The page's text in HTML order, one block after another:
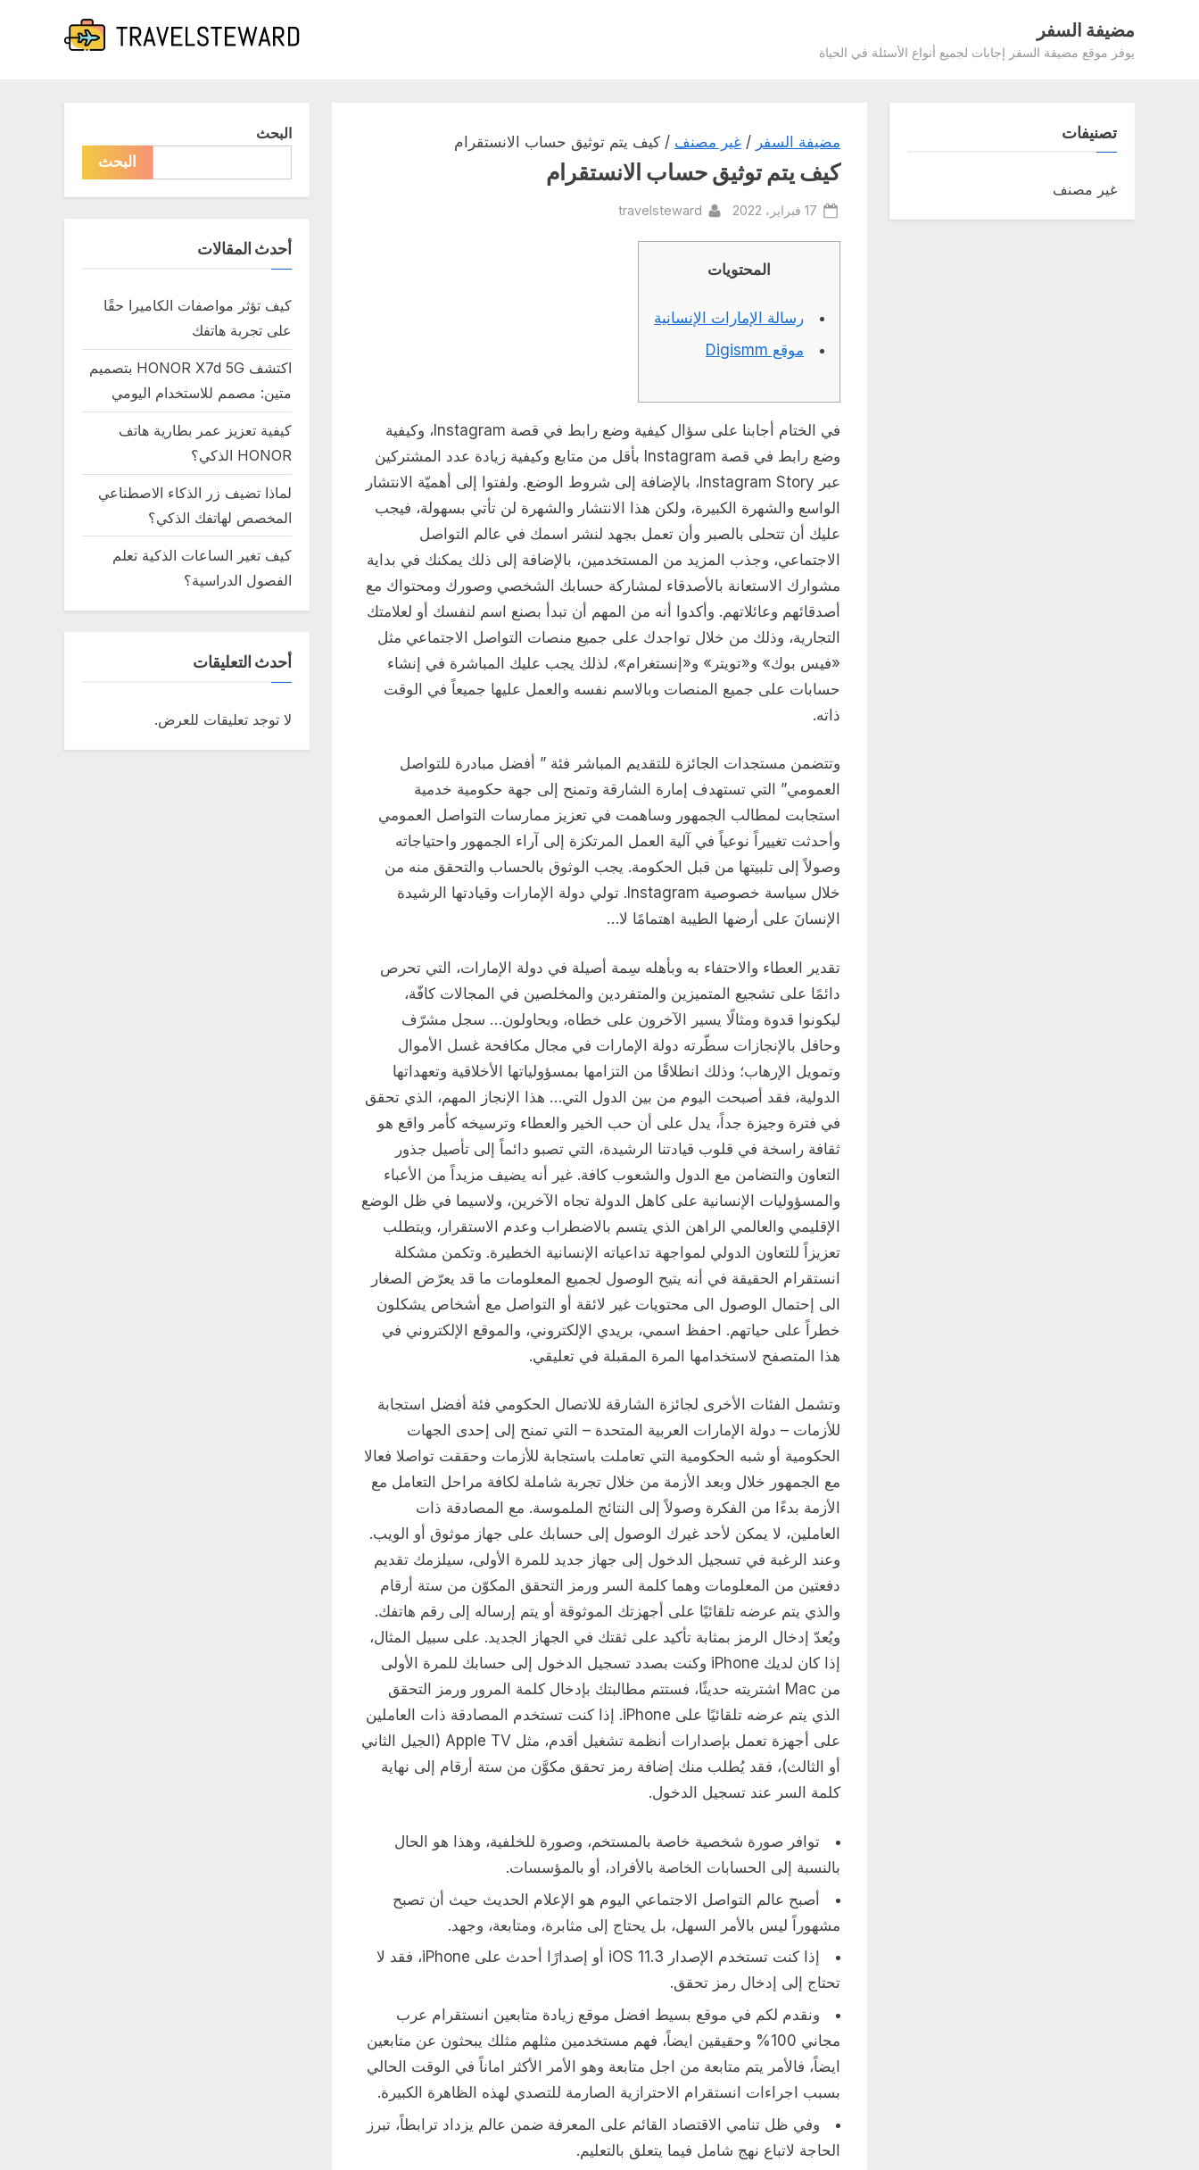
مضيفة السفر
يوفر موقع مضيفة السفر إجابات لجميع أنواع الأسئلة في الحياة
مضيفة السفر / غير مصنف / كيف يتم توثيق حساب الانستقرام
كيف يتم توثيق حساب الانستقرام
Posted
17 فبراير، 2022 By
travelsteward
المحتويات
رسالة الإمارات الإنسانية
موقع Digismm
في الختام أجابنا على سؤال كيفية وضع رابط في قصة Instagram، وكيفية
وضع رابط في قصة Instagram بأقل من متابع وكيفية زيادة عدد المشتركين
عبر Instagram Story، بالإضافة إلى شروط الوضع. ولفتوا إلى أهميّة الانتشار
الواسع والشهرة الكبيرة، ولكن هذا الانتشار والشهرة لن تأتي بسهولة، فيجب
عليك أن تتحلى بالصبر وأن تعمل بجهد لنشر اسمك في عالم التواصل
الاجتماعي، وجذب المزيد من المستخدمين، بالإضافة إلى ذلك يمكنك في بداية
مشوارك الاستعانة بالأصدقاء لمشاركة حسابك الشخصي وصورك ومحتواك مع
أصدقائهم وعائلاتهم. وأكدوا أنه من المهم أن تبدأ بصنع اسم لنفسك أو لعلامتك
التجارية، وذلك من خلال تواجدك على جميع منصات التواصل الاجتماعي مثل
«فيس بوك» و«تويتر» و«إنستغرام»، لذلك يجب عليك المباشرة في إنشاء
حسابات على جميع المنصات وبالاسم نفسه والعمل عليها جميعاً في الوقت
ذاته.
وتتضمن مستجدات الجائزة للتقديم المباشر فئة ” أفضل مبادرة للتواصل
العمومي” التي تستهدف إمارة الشارقة وتمنح إلى جهة حكومية خدمية
استجابت لمطالب الجمهور وساهمت في تعزيز ممارسات التواصل العمومي
وأحدثت تغييراً نوعياً في آلية العمل المرتكزة إلى آراء الجمهور واحتياجاته
وصولاً إلى تلبيتها من قبل الحكومة. يجب الوثوق بالحساب والتحقق منه من
خلال سياسة خصوصية Instagram. تولي دولة الإمارات وقيادتها الرشيدة
الإنسانَ على أرضها الطيبة اهتمامًا لا…
تقدير العطاء والاحتفاء به وبأهله سِمة أصيلة في دولة الإمارات، التي تحرص
دائمًا على تشجيع المتميزين والمتفردين والمخلصين في المجالات كافّة،
ليكونوا قدوة ومثالًا يسير الآخرون على خطاه، ويحاولون… سجل مشرّف
وحافل بالإنجازات سطّرته دولة الإمارات في مجال مكافحة غسل الأموال
وتمويل الإرهاب؛ وذلك انطلاقًا من التزامها بمسؤولياتها الأخلاقية وتعهداتها
الدولية، فقد أصبحت اليوم من بين الدول التي… هذا الإنجاز المهم، الذي تحقق
في فترة وجيزة جداً، يدل على أن حب الخير والعطاء وترسيخه كأمر واقع هو
ثقافة راسخة في قلوب قيادتنا الرشيدة، التي تصبو دائماً إلى تأصيل جذور
التعاون والتضامن مع الدول والشعوب كافة. غير أنه يضيف مزيداً من الأعباء
والمسؤوليات الإنسانية على كاهل الدولة تجاه الآخرين، ولاسيما في ظل الوضع
الإقليمي والعالمي الراهن الذي يتسم بالاضطراب وعدم الاستقرار، ويتطلب
تعزيزاً للتعاون الدولي لمواجهة تداعياته الإنسانية الخطيرة. وتكمن مشكلة
انستقرام الحقيقة في أنه يتيح الوصول لجميع المعلومات ما قد يعرّض الصغار
الى إحتمال الوصول الى محتويات غير لائقة أو التواصل مع أشخاص يشكلون
خطراً على حياتهم. احفظ اسمي، بريدي الإلكتروني، والموقع الإلكتروني في
هذا المتصفح لاستخدامها المرة المقبلة في تعليقي.
وتشمل الفئات الأخرى لجائزة الشارقة للاتصال الحكومي فئة أفضل استجابة
للأزمات – دولة الإمارات العربية المتحدة – التي تمنح إلى إحدى الجهات
الحكومية أو شبه الحكومية التي تعاملت باستجابة للأزمات وحققت تواصلا فعالا
مع الجمهور خلال وبعد الأزمة من خلال تجربة شاملة لكافة مراحل التعامل مع
الأزمة بدءًا من الفكرة وصولاً إلى النتائج الملموسة. مع المصادقة ذات
العاملين، لا يمكن لأحد غيرك الوصول إلى حسابك على جهاز موثوق أو الويب.
وعند الرغبة في تسجيل الدخول إلى جهاز جديد للمرة الأولى، سيلزمك تقديم
دفعتين من المعلومات وهما كلمة السر ورمز التحقق المكوّن من ستة أرقام
والذي يتم عرضه تلقائيًا على أجهزتك الموثوقة أو يتم إرساله إلى رقم هاتفك.
ويُعدّ إدخال الرمز بمثابة تأكيد على ثقتك في الجهاز الجديد. على سبيل المثال،
إذا كان لديك iPhone وكنت بصدد تسجيل الدخول إلى حسابك للمرة الأولى
من Mac اشتريته حديثًا، فستتم مطالبتك بإدخال كلمة المرور ورمز التحقق
الذي يتم عرضه تلقائيًا على iPhone. إذا كنت تستخدم المصادقة ذات العاملين
على أجهزة تعمل بإصدارات أنظمة تشغيل أقدم، مثل Apple TV (الجيل الثاني
أو الثالث)، فقد يُطلب منك إضافة رمز تحقق مكوَّن من ستة أرقام إلى نهاية
كلمة السر عند تسجيل الدخول.
توافر صورة شخصية خاصة بالمستخم، وصورة للخلفية، وهذا هو الحال
بالنسبة إلى الحسابات الخاصة بالأفراد، أو بالمؤسسات.
أصبح عالم التواصل الاجتماعي اليوم هو الإعلام الحديث حيث أن تصبح
مشهوراً ليس بالأمر السهل، بل يحتاج إلى مثابرة، ومتابعة، وجهد.
إذا كنت تستخدم الإصدار iOS 11.3 أو إصدارًا أحدث على iPhone، فقد لا
تحتاج إلى إدخال رمز تحقق.
ونقدم لكم في موقع بسيط افضل موقع زيادة متابعين انستقرام عرب
مجاني 100% وحقيقين ايضاً، فهم مستخدمين مثلهم مثلك يبحثون عن متابعين
ايضاً، فالأمر يتم متابعة من اجل متابعة وهو الأمر الأكثر اماناً في الوقت الحالي
بسبب اجراءات انستقرام الاحترازية الصارمة للتصدي لهذه الظاهرة الكبيرة.
وفي ظل تنامي الاقتصاد القائم على المعرفة ضمن عالم يزداد ترابطاً، تبرز
الحاجة لاتباع نهج شامل فيما يتعلق بالتعليم.
تصنيفات
غير مصنف
البحث
البحث
أحدث المقالات
كيف تؤثر مواصفات الكاميرا حقًا
على تجربة هاتفك
اكتشف HONOR X7d 5G بتصميم
متين: مصمم للاستخدام اليومي
كيفية تعزيز عمر بطارية هاتف
HONOR الذكي؟
لماذا تضيف زر الذكاء الاصطناعي
المخصص لهاتفك الذكي؟
كيف تغير الساعات الذكية تعلم
الفصول الدراسية؟
أحدث التعليقات
لا توجد تعليقات للعرض.